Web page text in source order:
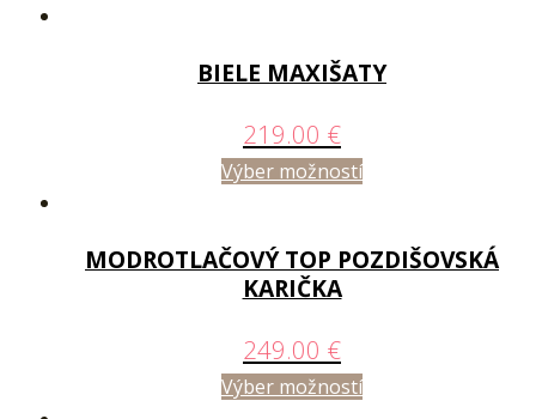
BIELE MAXIŠATY
219.00 €
Výber možností
MODROTLAČOVÝ TOP POZDIŠOVSKÁ
KARIČKA
249.00 €
Výber možností